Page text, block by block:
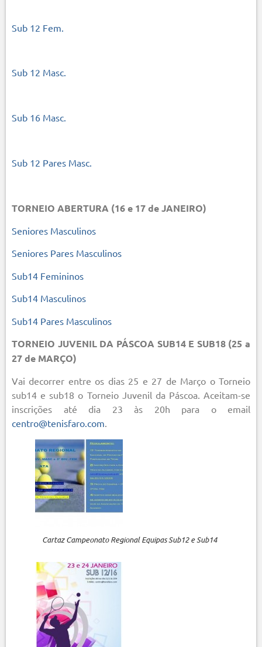
Sub 12 Fem.
Sub 12 Masc.
Sub 16 Masc.
Sub 12 Pares Masc.
TORNEIO ABERTURA (16 e 17 de JANEIRO)
Seniores Masculinos
Seniores Pares Masculinos
Sub14 Femininos
Sub14 Masculinos
Sub14 Pares Masculinos
TORNEIO JUVENIL DA PÁSCOA SUB14 E SUB18 (25 a
27 de MARÇO)
Vai decorrer entre os dias 25 e 27 de Março o Torneio
sub14 e sub18 o Torneio Juvenil da Páscoa. Aceitam-se
inscrições até dia 23 às 20h para o email
centro@tenisfaro.com.
Cartaz Campeonato Regional Equipas Sub12 e Sub14